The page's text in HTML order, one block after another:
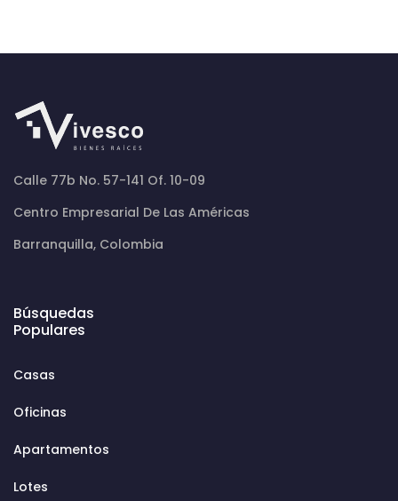
Calle 77b No. 57-141 Of. 10-09
Centro Empresarial De Las Américas
Barranquilla, Colombia
Búsquedas
Populares
Casas
Oficinas
Apartamentos
Lotes